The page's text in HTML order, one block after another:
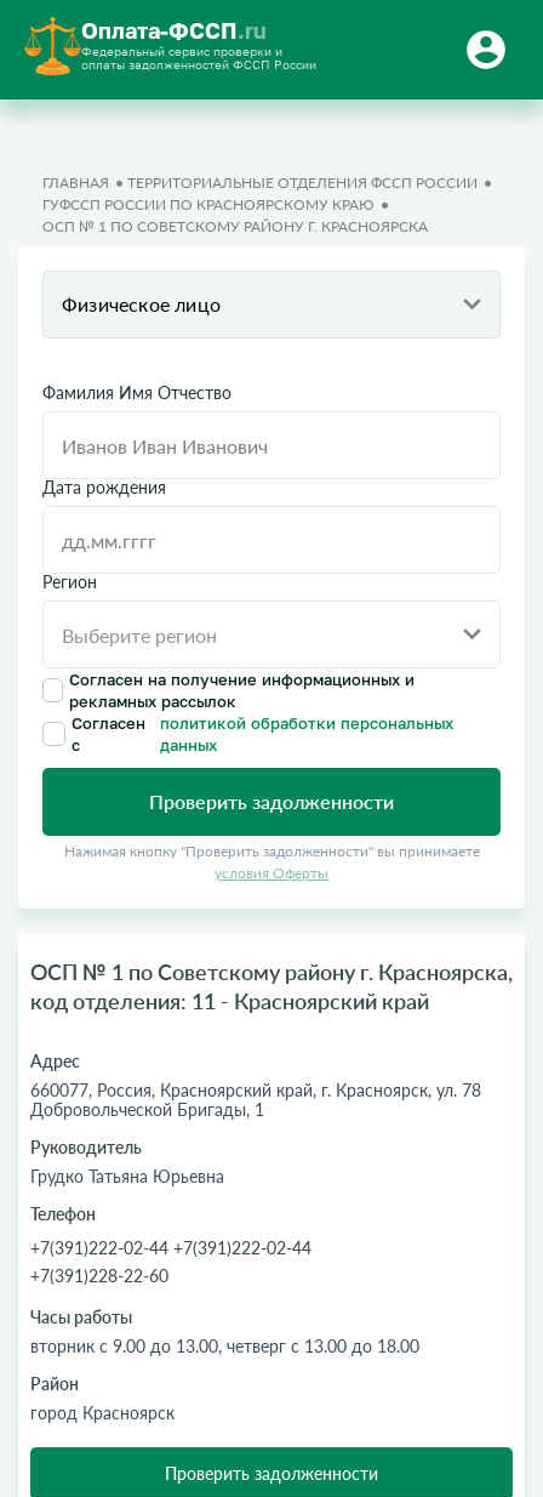
Оплата-ФССП.ru
Федеральный сервис проверки и
оплаты задолженностей ФССП России
ГЛАВНАЯ
ТЕРРИТОРИАЛЬНЫЕ ОТДЕЛЕНИЯ ФССП РОССИИ
ГУФССП РОССИИ ПО КРАСНОЯРСКОМУ КРАЮ
ОСП № 1 ПО СОВЕТСКОМУ РАЙОНУ Г. КРАСНОЯРСКА
Физическое лицо
Фамилия Имя Отчество
Дата рождения
Регион
Согласен на получение информационных и
рекламных рассылок
Согласен
с
политикой обработки персональных
данных
Проверить задолженности
Нажимая кнопку "Проверить задолженности" вы принимаете
условия Оферты
ОСП № 1 по Советскому району г. Красноярска,
код отделения: 11 - Красноярский край
Адрес
660077, Россия, Красноярский край, г. Красноярск, ул. 78
Добровольческой Бригады, 1
Руководитель
Грудко Татьяна Юрьевна
Телефон
+7(391)222-02-44 +7(391)222-02-44
+7(391)228-22-60
Часы работы
вторник с 9.00 до 13.00, четверг с 13.00 до 18.00
Район
город Красноярск
Проверить задолженности